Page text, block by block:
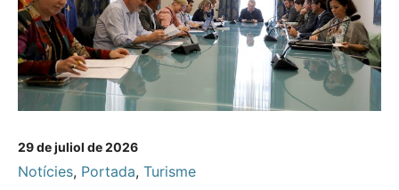
29 de juliol de 2026
Notícies, Portada, Turisme